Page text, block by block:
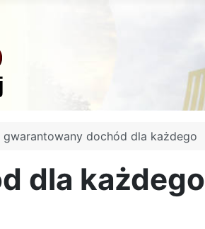
gwarantowany dochód dla każdego
dla każdego